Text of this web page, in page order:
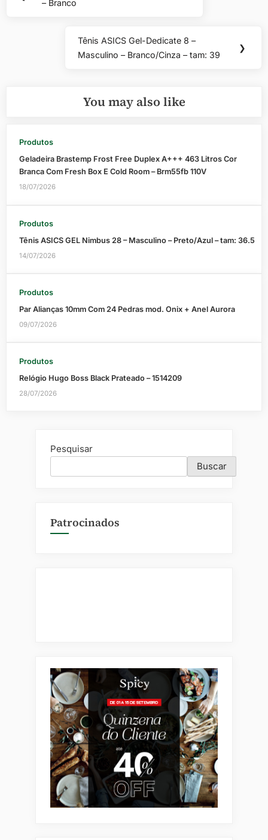
de
Post:
– Branco
Next
Post:
Tênis ASICS Gel-Dedicate 8 –
Masculino – Branco/Cinza – tam: 39
❯
You may also like
Produtos
Geladeira Brastemp Frost Free Duplex A+++ 463 Litros Cor
Branca Com Fresh Box E Cold Room – Brm55fb 110V
18/07/2026
Produtos
Tênis ASICS GEL Nimbus 28 – Masculino – Preto/Azul – tam: 36.5
14/07/2026
Produtos
Par Alianças 10mm Com 24 Pedras mod. Onix + Anel Aurora
09/07/2026
Produtos
Relógio Hugo Boss Black Prateado – 1514209
28/07/2026
Pesquisar
Buscar
Patrocinados